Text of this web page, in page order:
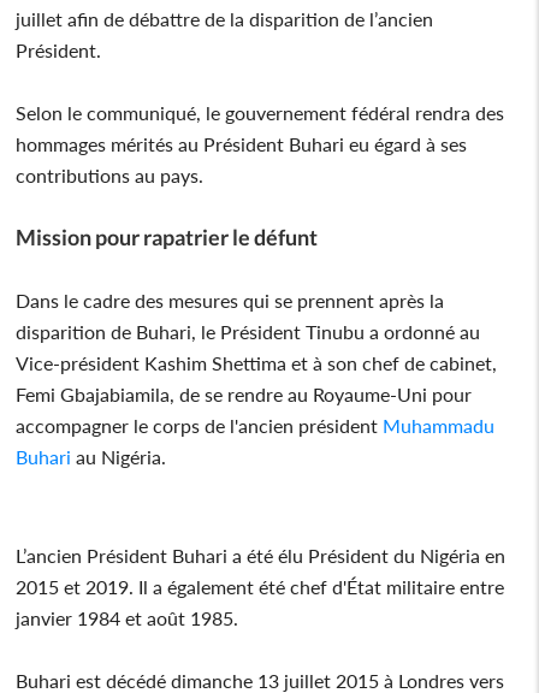
juillet afin de débattre de la disparition de l’ancien
Président.
Selon le communiqué, le gouvernement fédéral rendra des
hommages mérités au Président Buhari eu égard à ses
contributions au pays.
Mission pour rapatrier le défunt
Dans le cadre des mesures qui se prennent après la
disparition de Buhari, le Président Tinubu a ordonné au
Vice-président Kashim Shettima et à son chef de cabinet,
Femi Gbajabiamila, de se rendre au Royaume-Uni pour
accompagner le corps de l'ancien président Muhammadu
Buhari au Nigéria.
L’ancien Président Buhari a été élu Président du Nigéria en
2015 et 2019. Il a également été chef d'État militaire entre
janvier 1984 et août 1985.
Buhari est décédé dimanche 13 juillet 2015 à Londres vers